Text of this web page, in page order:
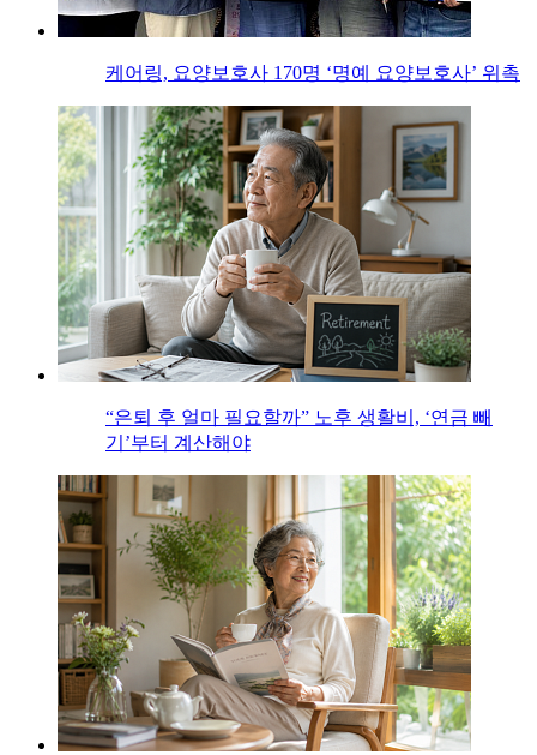
케어링, 요양보호사 170명 ‘명예 요양보호사’ 위촉
“은퇴 후 얼마 필요할까” 노후 생활비, ‘연금 빼
기’부터 계산해야